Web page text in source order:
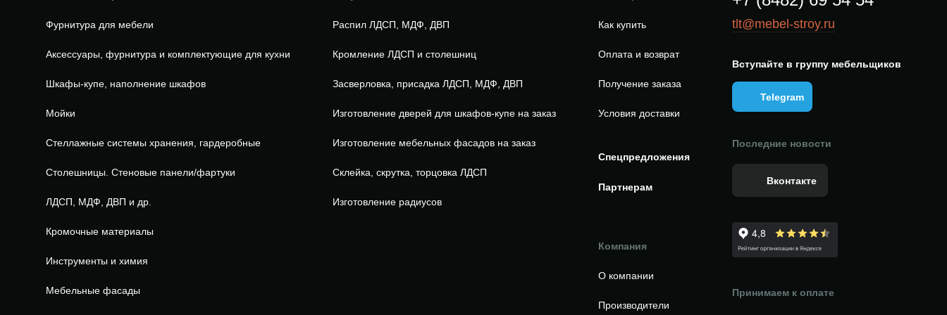
Фурнитура для мебели
Аксессуары, фурнитура и комплектующие для кухни
Шкафы-купе, наполнение шкафов
Мойки
Стеллажные системы хранения, гардеробные
Столешницы. Стеновые панели/фартуки
ЛДСП, МДФ, ДВП и др.
Кромочные материалы
Инструменты и химия
Мебельные фасады
Распил ЛДСП, МДФ, ДВП
Кромление ЛДСП и столешниц
Засверловка, присадка ЛДСП, МДФ, ДВП
Изготовление дверей для шкафов-купе на заказ
Изготовление мебельных фасадов на заказ
Склейка, скрутка, торцовка ЛДСП
Изготовление радиусов
Как купить
Оплата и возврат
Получение заказа
Условия доставки
Спецпредложения
Партнерам
Компания
О компании
Производители
tlt@mebel-stroy.ru
Вступайте в группу мебельщиков
Telegram
Последние новости
Вконтакте
Принимаем к оплате